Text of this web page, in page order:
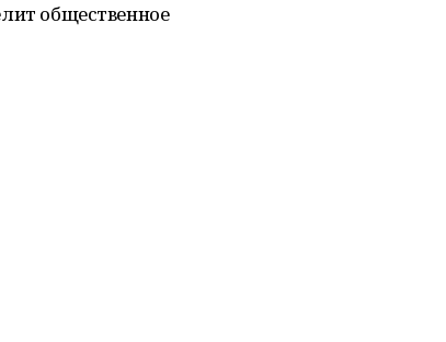
общественное